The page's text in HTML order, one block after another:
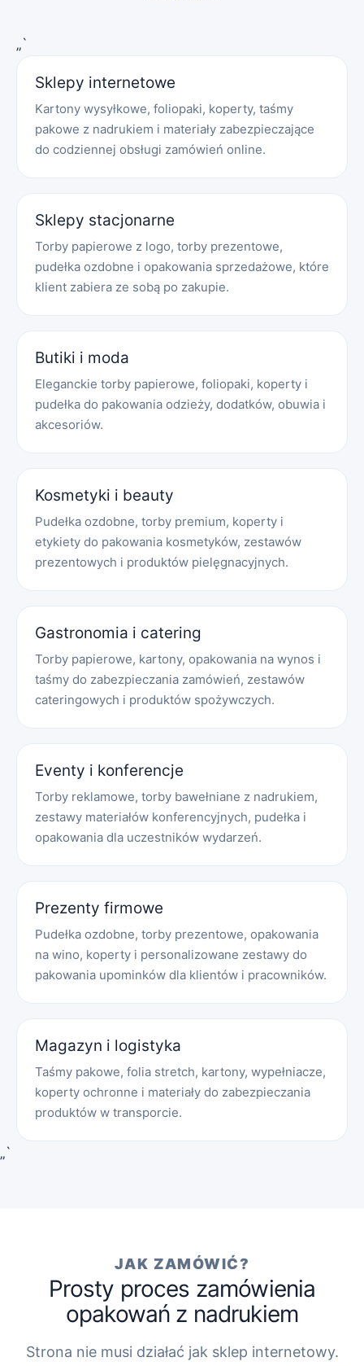
„`
Sklepy internetowe
Kartony wysyłkowe, foliopaki, koperty, taśmy
pakowe z nadrukiem i materiały zabezpieczające
do codziennej obsługi zamówień online.
Sklepy stacjonarne
Torby papierowe z logo, torby prezentowe,
pudełka ozdobne i opakowania sprzedażowe, które
klient zabiera ze sobą po zakupie.
Butiki i moda
Eleganckie torby papierowe, foliopaki, koperty i
pudełka do pakowania odzieży, dodatków, obuwia i
akcesoriów.
Kosmetyki i beauty
Pudełka ozdobne, torby premium, koperty i
etykiety do pakowania kosmetyków, zestawów
prezentowych i produktów pielęgnacyjnych.
Gastronomia i catering
Torby papierowe, kartony, opakowania na wynos i
taśmy do zabezpieczania zamówień, zestawów
cateringowych i produktów spożywczych.
Eventy i konferencje
Torby reklamowe, torby bawełniane z nadrukiem,
zestawy materiałów konferencyjnych, pudełka i
opakowania dla uczestników wydarzeń.
Prezenty firmowe
Pudełka ozdobne, torby prezentowe, opakowania
na wino, koperty i personalizowane zestawy do
pakowania upominków dla klientów i pracowników.
Magazyn i logistyka
Taśmy pakowe, folia stretch, kartony, wypełniacze,
koperty ochronne i materiały do zabezpieczania
produktów w transporcie.
„`
JAK ZAMÓWIĆ?
Prosty proces zamówienia
opakowań z nadrukiem
Strona nie musi działać jak sklep internetowy.